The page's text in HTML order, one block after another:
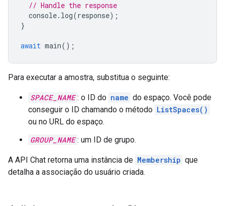
// Handle the response
console. log(response);
}
await main();
Para executar a amostra, substitua o seguinte:
SPACE_NAME : o ID do name do espaço. Você pode
conseguir o ID chamando o método ListSpaces()
ou no URL do espaço.
GROUP_NAME : um ID de grupo.
A API Chat retorna uma instância de Membership que
detalha a associação do usuário criada.